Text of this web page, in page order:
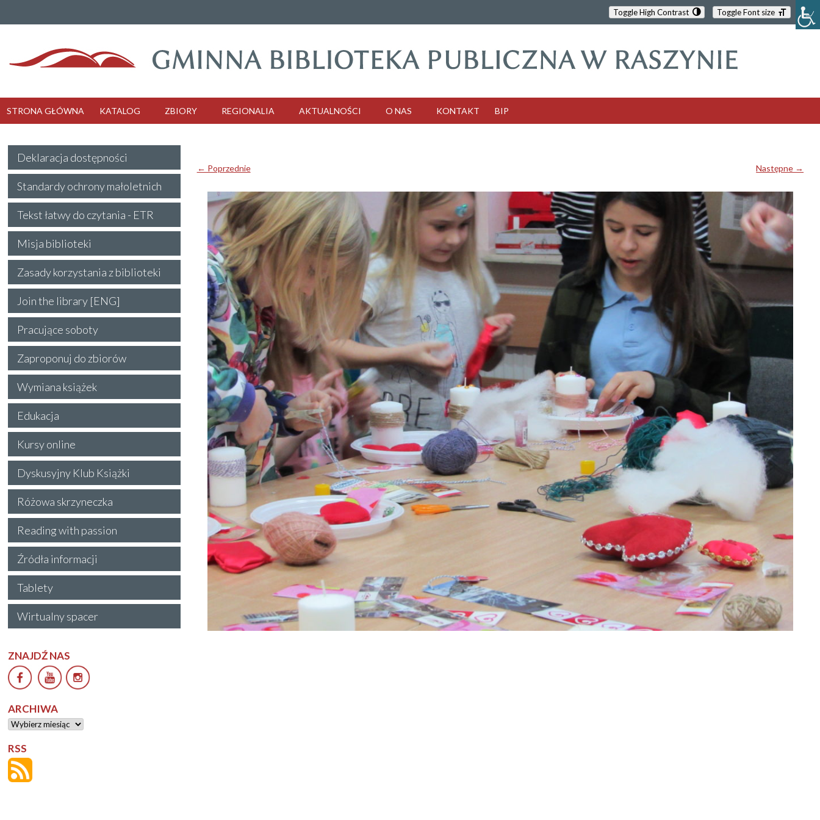
Toggle High Contrast Toggle Font size
STRONA GŁÓWNA KATALOG ZBIORY REGIONALIA AKTUALNOŚCI O NAS KONTAKT BIP
← Poprzednie Następne →
Deklaracja dostępności
Standardy ochrony małoletnich
Tekst łatwy do czytania - ETR
Misja biblioteki
Zasady korzystania z biblioteki
Join the library [ENG]
Pracujące soboty
Zaproponuj do zbiorów
Wymiana książek
Edukacja
Kursy online
Dyskusyjny Klub Książki
Różowa skrzyneczka
Reading with passion
Źródła informacji
Tablety
Wirtualny spacer
ZNAJDŹ NAS
ARCHIWA
Archiwa
RSS